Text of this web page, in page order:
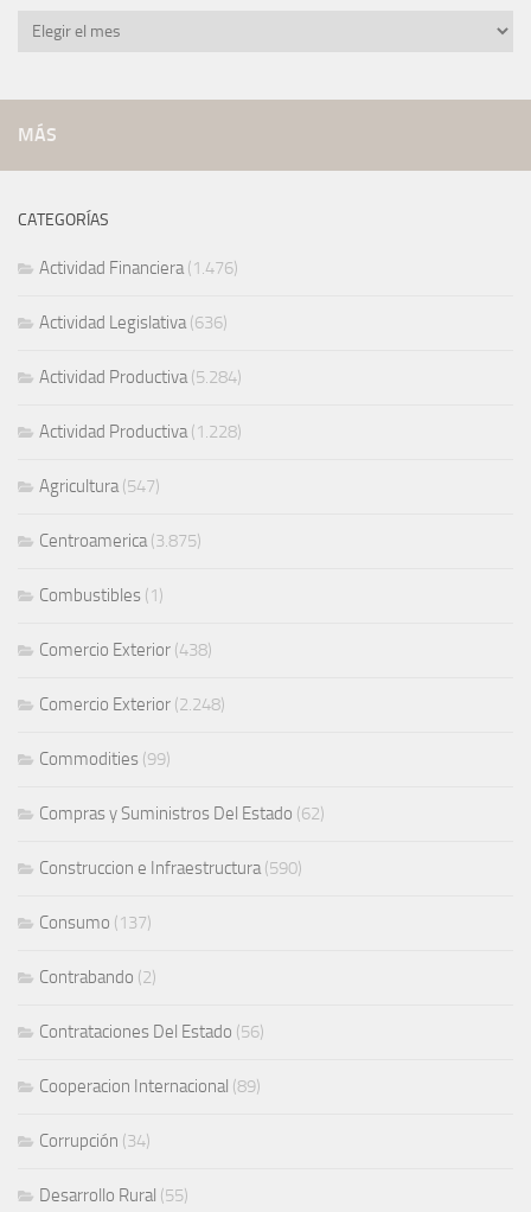
Noticias
MÁS
CATEGORÍAS
Actividad Financiera(1.476)
Actividad Legislativa(636)
Actividad Productiva(5.284)
Actividad Productiva(1.228)
Agricultura(547)
Centroamerica(3.875)
Combustibles (1)
Comercio Exterior (438)
Comercio Exterior (2.248)
Commodities (99)
Compras y Suministros Del Estado (62)
Construccion e Infraestructura(590)
Consumo (137)
Contrabando (2)
Contrataciones Del Estado (56)
Cooperacion Internacional (89)
Corrupción (34)
Desarrollo Rural (55)